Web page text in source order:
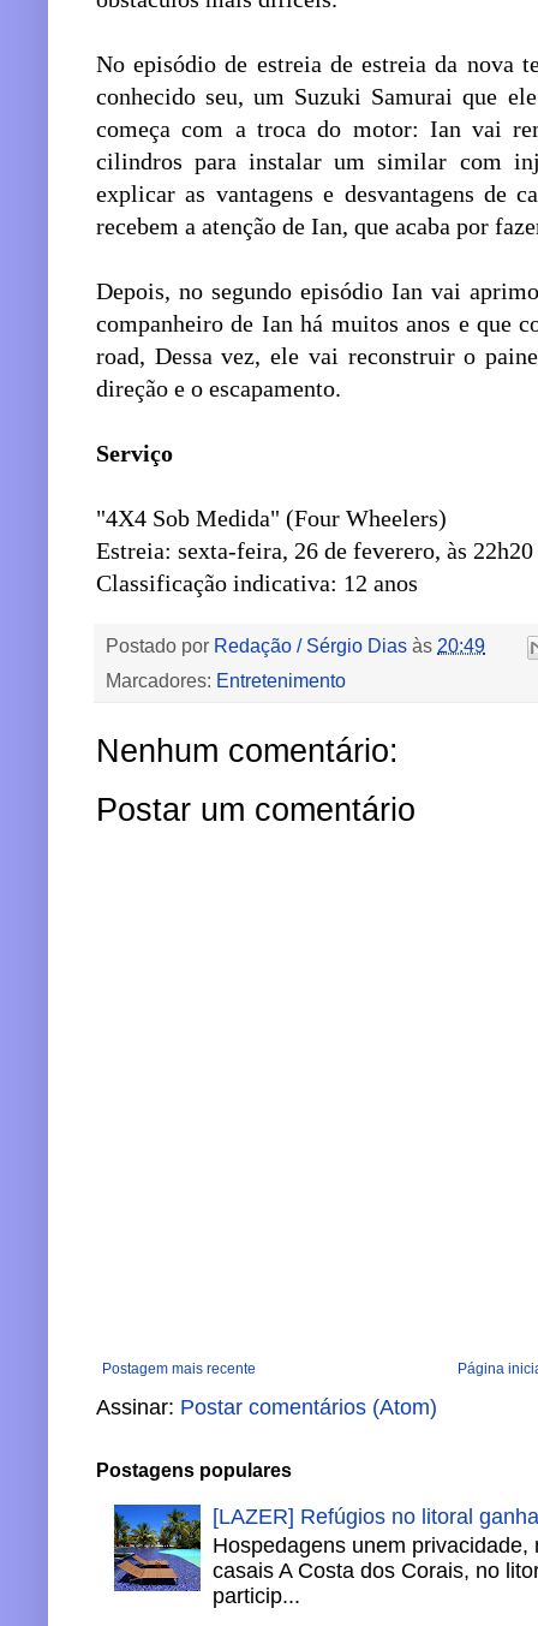
No episódio de estreia de estreia da nova
conhecido seu, um Suzuki Samurai que
começa com a troca do motor: Ian vai
cilindros para instalar um similar com
explicar as vantagens e desvantagens de
recebem a atenção de Ian, que acaba por
Depois, no segundo episódio Ian vai
companheiro de Ian há muitos anos e que
road, Dessa vez, ele vai reconstruir o
direção e o escapamento.
Serviço
"4X4 Sob Medida" (Four Wheelers)
Estreia: sexta-feira, 26 de feverero, às 22h20
Classificação indicativa: 12 anos
Postado por Redação / Sérgio Dias às 20:49
Marcadores: Entretenimento
Nenhum comentário:
Postar um comentário
Postagem mais recente Página
Assinar: Postar comentários (Atom)
Postagens populares
[LAZER] Refúgios no litoral
Hospedagens unem
casais A Costa dos Corais, no
particip...